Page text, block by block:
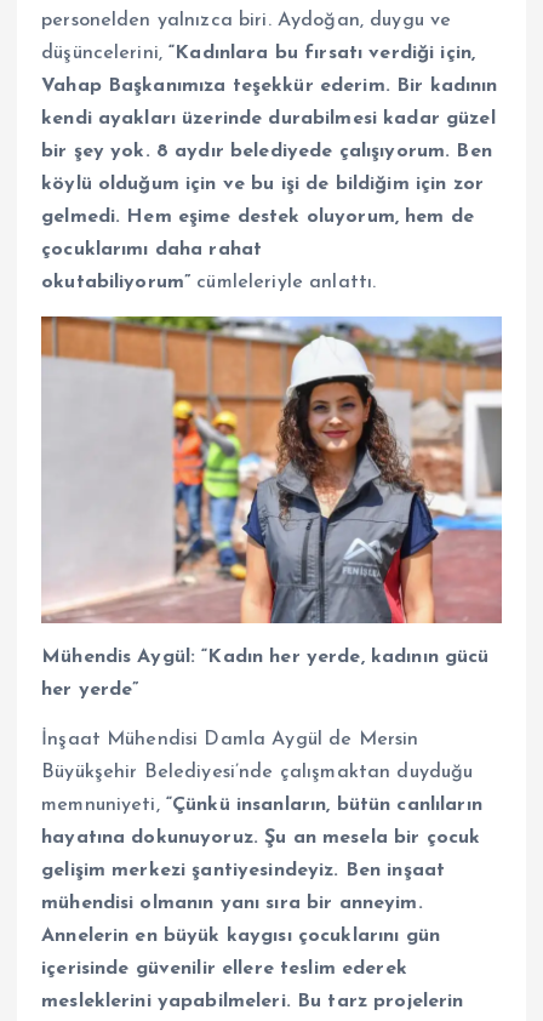
personelden yalnızca biri. Aydoğan, duygu ve
düşüncelerini,“Kadınlara bu fırsatı verdiği için,
Vahap Başkanımıza teşekkür ederim. Bir kadının
kendi ayakları üzerinde durabilmesi kadar güzel
bir şey yok. 8 aydır belediyede çalışıyorum. Ben
köylü olduğum için ve bu işi de bildiğim için zor
gelmedi. Hem eşime destek oluyorum, hem de
çocuklarımı daha rahat
okutabiliyorum” cümleleriyle anlattı.
Mühendis Aygül: “Kadın her yerde, kadının gücü
her yerde”
İnşaat Mühendisi Damla Aygül de Mersin
Büyükşehir Belediyesi’nde çalışmaktan duyduğu
memnuniyeti, “Çünkü insanların, bütün canlıların
hayatına dokunuyoruz. Şu an mesela bir çocuk
gelişim merkezi şantiyesindeyiz. Ben inşaat
mühendisi olmanın yanı sıra bir anneyim.
Annelerin en büyük kaygısı çocuklarını gün
içerisinde güvenilir ellere teslim ederek
mesleklerini yapabilmeleri. Bu tarz projelerin